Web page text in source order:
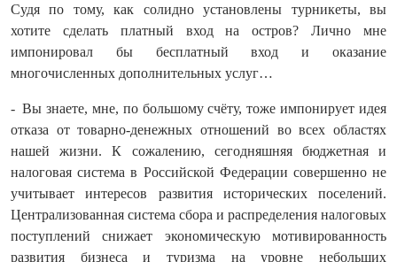
Судя по тому, как солидно установлены турникеты, вы
хотите сделать платный вход на остров? Лично мне
импонировал бы бесплатный вход и оказание
многочисленных дополнительных услуг…
- Вы знаете, мне, по большому счёту, тоже импонирует идея
отказа от товарно‑денежных отношений во всех областях
нашей жизни. К сожалению, се­го­дняшняя бюджетная и
налоговая система в Российской Федерации совершенно не
учитывает интересов развития исторических поселений.
Централизованная система сбора и распределения налоговых
поступлений снижает экономическую мотивированность
развития бизнеса и туризма на уровне небольших